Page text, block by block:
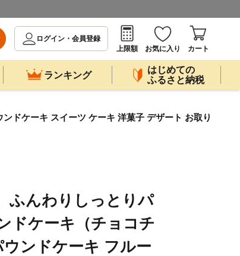
ログイン・会員登録
上限額
お気に入り カート
ランキング
はじめての
ふるさと納税
ドケーキ スイーツ ケーキ 洋菓子 デザート お取り
ふんわりしっとりパ
ドケーキ（チョコチ
ンドケーキ フルー